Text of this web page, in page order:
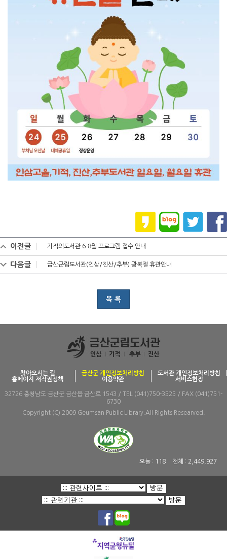
이전글 기적의도서관 6-8월 프로그램 접수 안내
다음글 금산군립도서관(인삼/진산/추부) 광복절 휴관안내
목 록
찾아오시는 길 금산군 개인정보처리방침
도서관 개인정보처리방침
홈페이지 저작권정책
이용약관 서비스헌장
32726 충청남도 금산군 금산읍 금산로 1543 / TEL (041)750-3525 / FAX (041)751-
6730
Copyright (C) 2009 Geumsan Public Library.All Rights Researved.
오늘 : 118 전체 : 2,449,927